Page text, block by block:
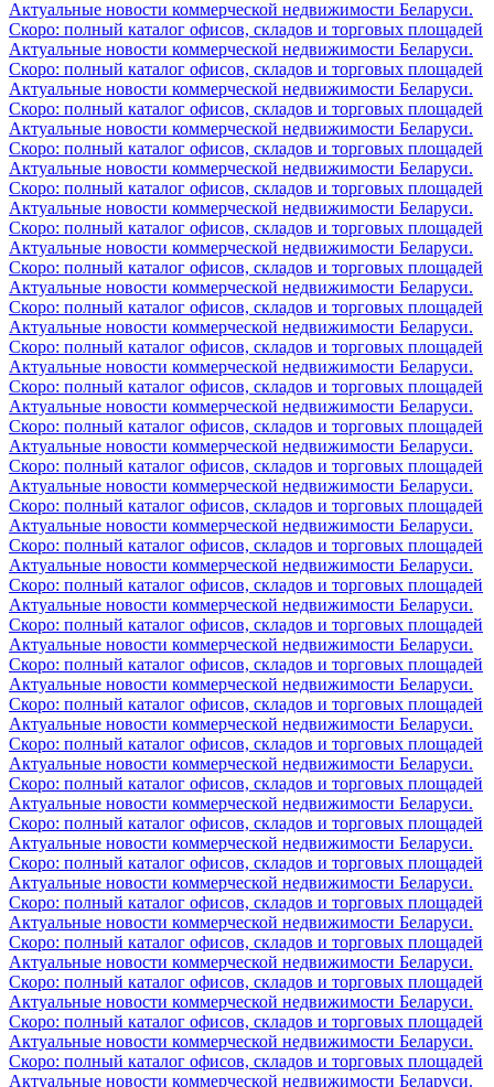
Актуальные новости коммерческой недвижимости Беларуси.
Скоро: полный каталог офисов, складов и торговых площадей
Актуальные новости коммерческой недвижимости Беларуси.
Скоро: полный каталог офисов, складов и торговых площадей
Актуальные новости коммерческой недвижимости Беларуси.
Скоро: полный каталог офисов, складов и торговых площадей
Актуальные новости коммерческой недвижимости Беларуси.
Скоро: полный каталог офисов, складов и торговых площадей
Актуальные новости коммерческой недвижимости Беларуси.
Скоро: полный каталог офисов, складов и торговых площадей
Актуальные новости коммерческой недвижимости Беларуси.
Скоро: полный каталог офисов, складов и торговых площадей
Актуальные новости коммерческой недвижимости Беларуси.
Скоро: полный каталог офисов, складов и торговых площадей
Актуальные новости коммерческой недвижимости Беларуси.
Скоро: полный каталог офисов, складов и торговых площадей
Актуальные новости коммерческой недвижимости Беларуси.
Скоро: полный каталог офисов, складов и торговых площадей
Актуальные новости коммерческой недвижимости Беларуси.
Скоро: полный каталог офисов, складов и торговых площадей
Актуальные новости коммерческой недвижимости Беларуси.
Скоро: полный каталог офисов, складов и торговых площадей
Актуальные новости коммерческой недвижимости Беларуси.
Скоро: полный каталог офисов, складов и торговых площадей
Актуальные новости коммерческой недвижимости Беларуси.
Скоро: полный каталог офисов, складов и торговых площадей
Актуальные новости коммерческой недвижимости Беларуси.
Скоро: полный каталог офисов, складов и торговых площадей
Актуальные новости коммерческой недвижимости Беларуси.
Скоро: полный каталог офисов, складов и торговых площадей
Актуальные новости коммерческой недвижимости Беларуси.
Скоро: полный каталог офисов, складов и торговых площадей
Актуальные новости коммерческой недвижимости Беларуси.
Скоро: полный каталог офисов, складов и торговых площадей
Актуальные новости коммерческой недвижимости Беларуси.
Скоро: полный каталог офисов, складов и торговых площадей
Актуальные новости коммерческой недвижимости Беларуси.
Скоро: полный каталог офисов, складов и торговых площадей
Актуальные новости коммерческой недвижимости Беларуси.
Скоро: полный каталог офисов, складов и торговых площадей
Актуальные новости коммерческой недвижимости Беларуси.
Скоро: полный каталог офисов, складов и торговых площадей
Актуальные новости коммерческой недвижимости Беларуси.
Скоро: полный каталог офисов, складов и торговых площадей
Актуальные новости коммерческой недвижимости Беларуси.
Скоро: полный каталог офисов, складов и торговых площадей
Актуальные новости коммерческой недвижимости Беларуси.
Скоро: полный каталог офисов, складов и торговых площадей
Актуальные новости коммерческой недвижимости Беларуси.
Скоро: полный каталог офисов, складов и торговых площадей
Актуальные новости коммерческой недвижимости Беларуси.
Скоро: полный каталог офисов, складов и торговых площадей
Актуальные новости коммерческой недвижимости Беларуси.
Скоро: полный каталог офисов, складов и торговых площадей
Актуальные новости коммерческой недвижимости Беларуси.